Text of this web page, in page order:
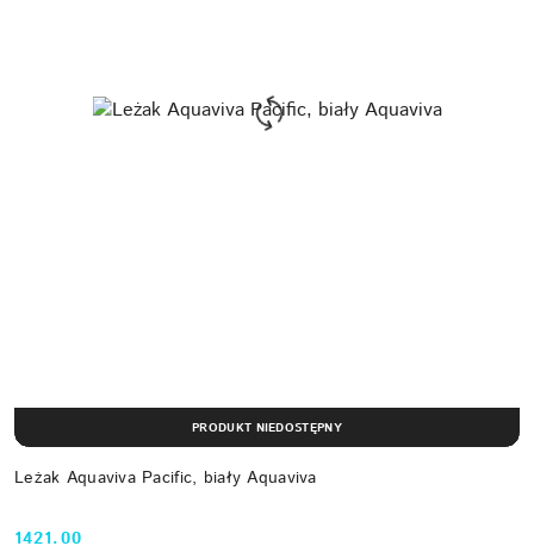
Leżak Aquaviva Pacific, biały Aquaviva
1421.00
PRODUKT NIEDOSTĘPNY